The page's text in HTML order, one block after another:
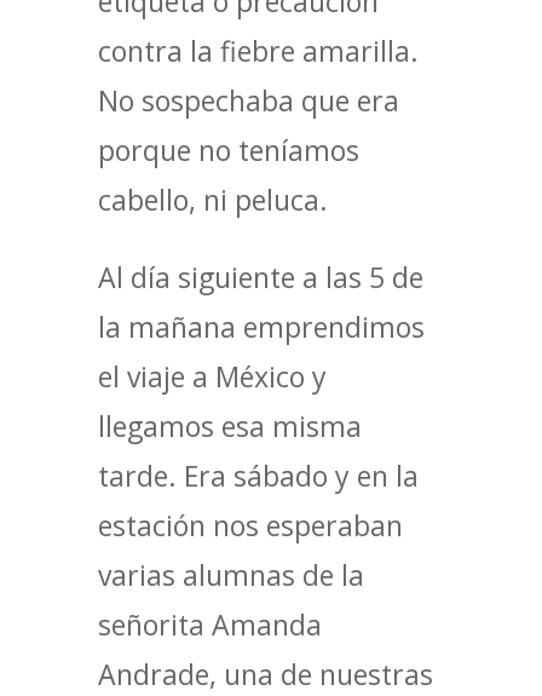
contra la fiebre amarilla.
No sospechaba que era
porque no teníamos
cabello, ni peluca.
Al día siguiente a las 5 de
la mañana emprendimos
el viaje a México y
llegamos esa misma
tarde. Era sábado y en la
estación nos esperaban
varias alumnas de la
señorita Amanda
Andrade, una de nuestras